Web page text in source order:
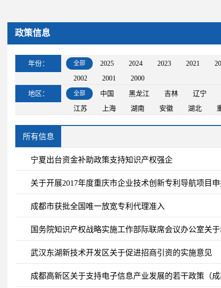
政策信息
年份： 全部 2025 2024 2023 2021
2002
2001 2000
地区： 全部 中国 黑龙江 吉林
辽宁
江苏
上海 湖南 安徽 湖北
所有信息
宁夏出台资金补助政策支持知识产权强企
关于开展2017年度重庆市企业技术创新专利导航项目
成都市获批全国唯一放宽专利代理准入
国务院知识产权战略实施工作部际联席会议办公室关
武汉东湖新技术开发区关于促进招商引资的实施意见
成都高新区关于支持电子信息产业发展的若干政策（